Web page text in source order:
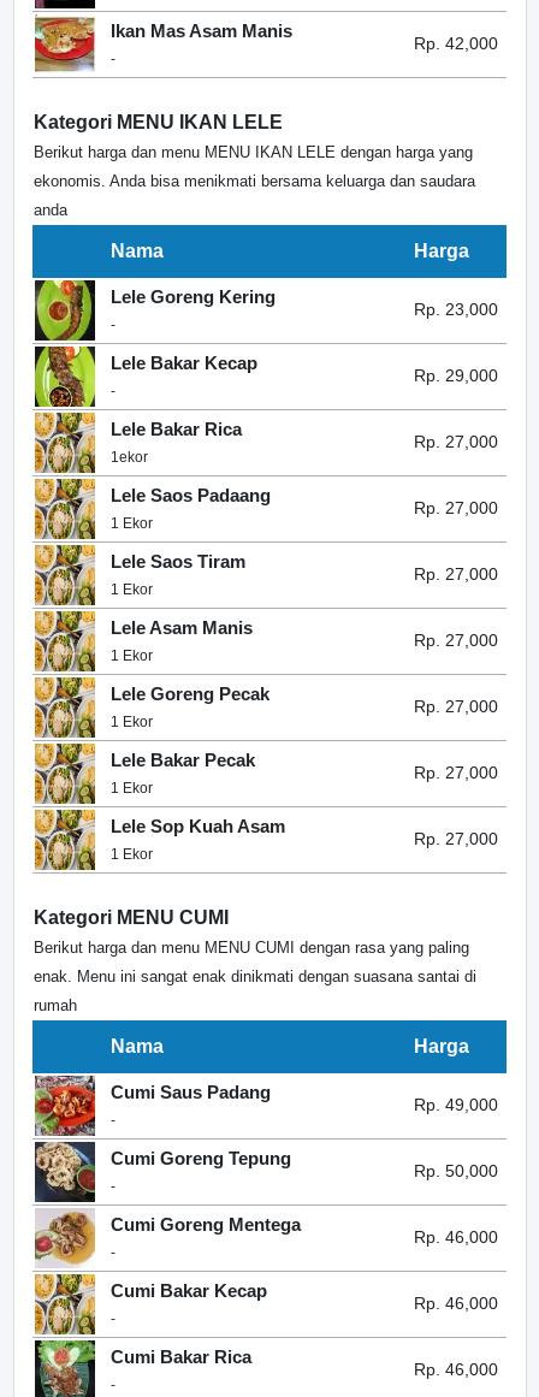
Ikan Mas Asam Manis
-
Rp. 42,000
Kategori MENU IKAN LELE
Berikut harga dan menu MENU IKAN LELE dengan harga yang
ekonomis. Anda bisa menikmati bersama keluarga dan saudara
anda
Nama Harga
Lele Goreng Kering
-
Rp. 23,000
Lele Bakar Kecap
-
Rp. 29,000
Lele Bakar Rica
1ekor
Rp. 27,000
Lele Saos Padaang
1 Ekor
Rp. 27,000
Lele Saos Tiram
1 Ekor
Rp. 27,000
Lele Asam Manis
1 Ekor
Rp. 27,000
Lele Goreng Pecak
1 Ekor
Rp. 27,000
Lele Bakar Pecak
1 Ekor
Rp. 27,000
Lele Sop Kuah Asam
1 Ekor
Rp. 27,000
Kategori MENU CUMI
Berikut harga dan menu MENU CUMI dengan rasa yang paling
enak. Menu ini sangat enak dinikmati dengan suasana santai di
rumah
Nama Harga
Cumi Saus Padang
-
Rp. 49,000
Cumi Goreng Tepung
-
Rp. 50,000
Cumi Goreng Mentega
-
Rp. 46,000
Cumi Bakar Kecap
-
Rp. 46,000
Cumi Bakar Rica
-
Rp. 46,000